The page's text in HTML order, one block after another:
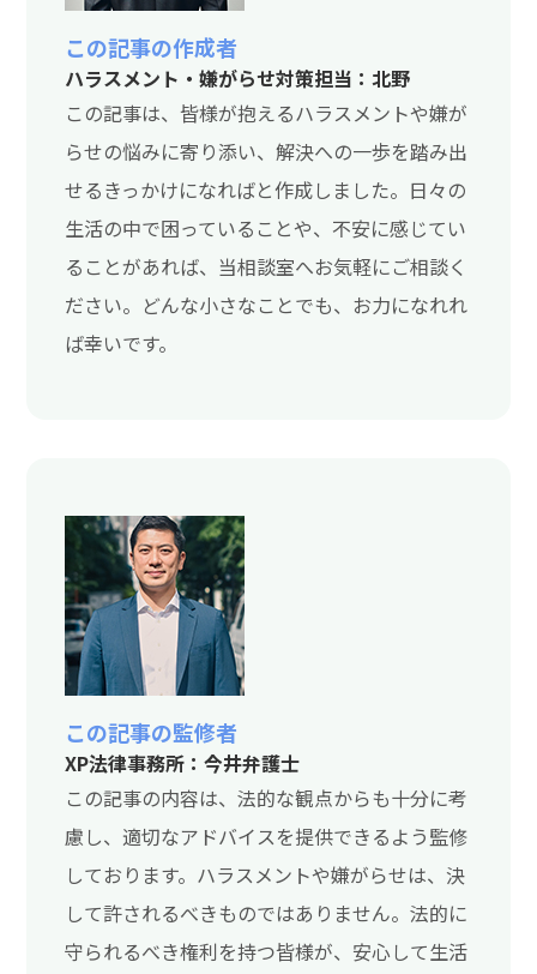
この記事の作成者
ハラスメント・嫌がらせ対策担当：北野
この記事は、皆様が抱えるハラスメントや嫌が
らせの悩みに寄り添い、解決への一歩を踏み出
せるきっかけになればと作成しました。日々の
生活の中で困っていることや、不安に感じてい
ることがあれば、当相談室へお気軽にご相談く
ださい。どんな小さなことでも、お力になれれ
ば幸いです。
この記事の監修者
XP法律事務所：今井弁護士
この記事の内容は、法的な観点からも十分に考
慮し、適切なアドバイスを提供できるよう監修
しております。ハラスメントや嫌がらせは、決
して許されるべきものではありません。法的に
守られるべき権利を持つ皆様が、安心して生活